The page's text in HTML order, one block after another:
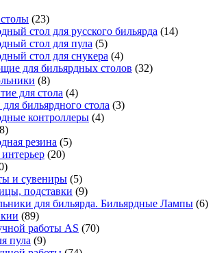
(23)
стол для русского бильярда (14)
стол для пула (5)
стол для снукера (4)
для бильярдных столов (32)
(8)
для стола (4)
бильярдного стола (3)
контроллеры (4)
резина (5)
(20)
и сувениры (5)
подставки (9)
для бильярда. Бильярдные Лампы (6)
(89)
работы AS (70)
пула (9)